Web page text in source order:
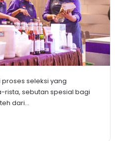
proses seleksi yang
rista, sebutan spesial bagi
dari…